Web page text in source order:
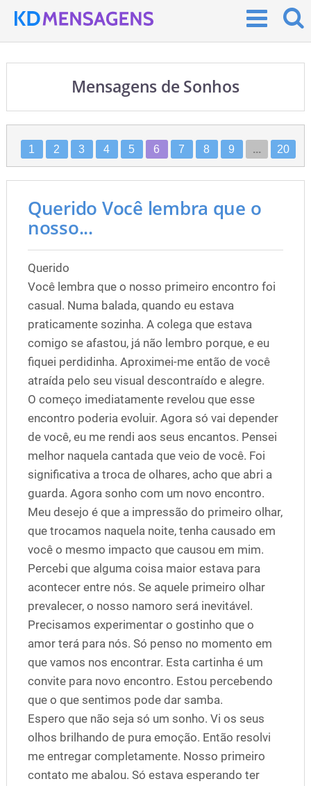
Mensagens de Sonhos
1 2 3 4 5 6 7 8 9 ... 20
Querido Você lembra que o
nosso...
Querido
Você lembra que o nosso primeiro encontro foi
casual. Numa balada, quando eu estava
praticamente sozinha. A colega que estava
comigo se afastou, já não lembro porque, e eu
fiquei perdidinha. Aproximei-me então de você
atraída pelo seu visual descontraído e alegre.
O começo imediatamente revelou que esse
encontro poderia evoluir. Agora só vai depender
de você, eu me rendi aos seus encantos. Pensei
melhor naquela cantada que veio de você. Foi
significativa a troca de olhares, acho que abri a
guarda. Agora sonho com um novo encontro.
Meu desejo é que a impressão do primeiro olhar,
que trocamos naquela noite, tenha causado em
você o mesmo impacto que causou em mim.
Percebi que alguma coisa maior estava para
acontecer entre nós. Se aquele primeiro olhar
prevalecer, o nosso namoro será inevitável.
Precisamos experimentar o gostinho que o
amor terá para nós. Só penso no momento em
que vamos nos encontrar. Esta cartinha é um
convite para novo encontro. Estou percebendo
que o que sentimos pode dar samba.
Espero que não seja só um sonho. Vi os seus
olhos brilhando de pura emoção. Então resolvi
me entregar completamente. Nosso primeiro
contato me abalou. Só estava esperando ter